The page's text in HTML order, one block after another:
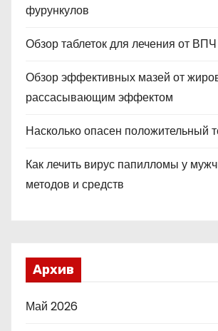
фурункулов
Обзор таблеток для лечения от ВПЧ
Обзор эффективных мазей от
рассасывающим эффектом
Насколько опасен положительный
Как лечить вирус папилломы у
методов и средств
Архив
Май 2026